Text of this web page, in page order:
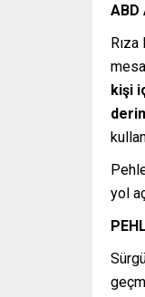
ABD
kişi
yol